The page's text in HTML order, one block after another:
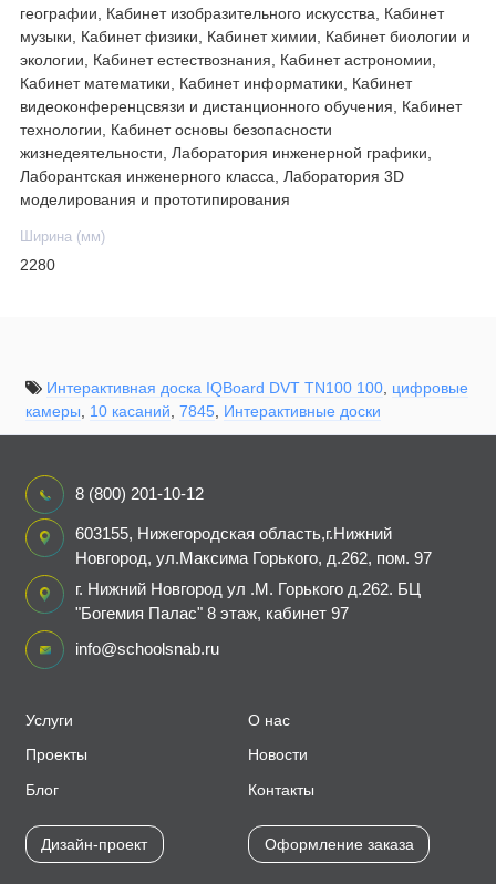
географии, Кабинет изобразительного искусства, Кабинет
музыки, Кабинет физики, Кабинет химии, Кабинет биологии и
экологии, Кабинет естествознания, Кабинет астрономии,
Кабинет математики, Кабинет информатики, Кабинет
видеоконференцсвязи и дистанционного обучения, Кабинет
технологии, Кабинет основы безопасности
жизнедеятельности, Лаборатория инженерной графики,
Лаборантская инженерного класса, Лаборатория 3D
моделирования и прототипирования
Ширина (мм)
2280
Интерактивная доска IQBoard DVT TN100 100, цифровые
камеры
10 касаний 7845, Интерактивные доски
Услуги
Проекты
Блог
Дизайн-проект
О нас
Новости
Контакты
Оформление заказа
8 (800) 201-10-12
603155, Нижегородская область,г.Нижний
Новгород, ул.Максима Горького, д.262, пом. 97
г. Нижний Новгород ул .М. Горького д.262. БЦ
"Богемия Палас" 8 этаж, кабинет 97
info@schoolsnab.ru